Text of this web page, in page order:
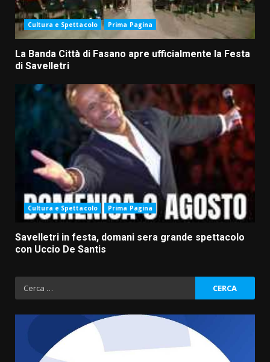
Cultura e Spettacolo Prima Pagina
La Banda Città di Fasano apre ufficialmente la Festa
di Savelletri
Cultura e Spettacolo Prima Pagina
Savelletri in festa, domani sera grande spettacolo
con Uccio De Santis
Ricerca
per: